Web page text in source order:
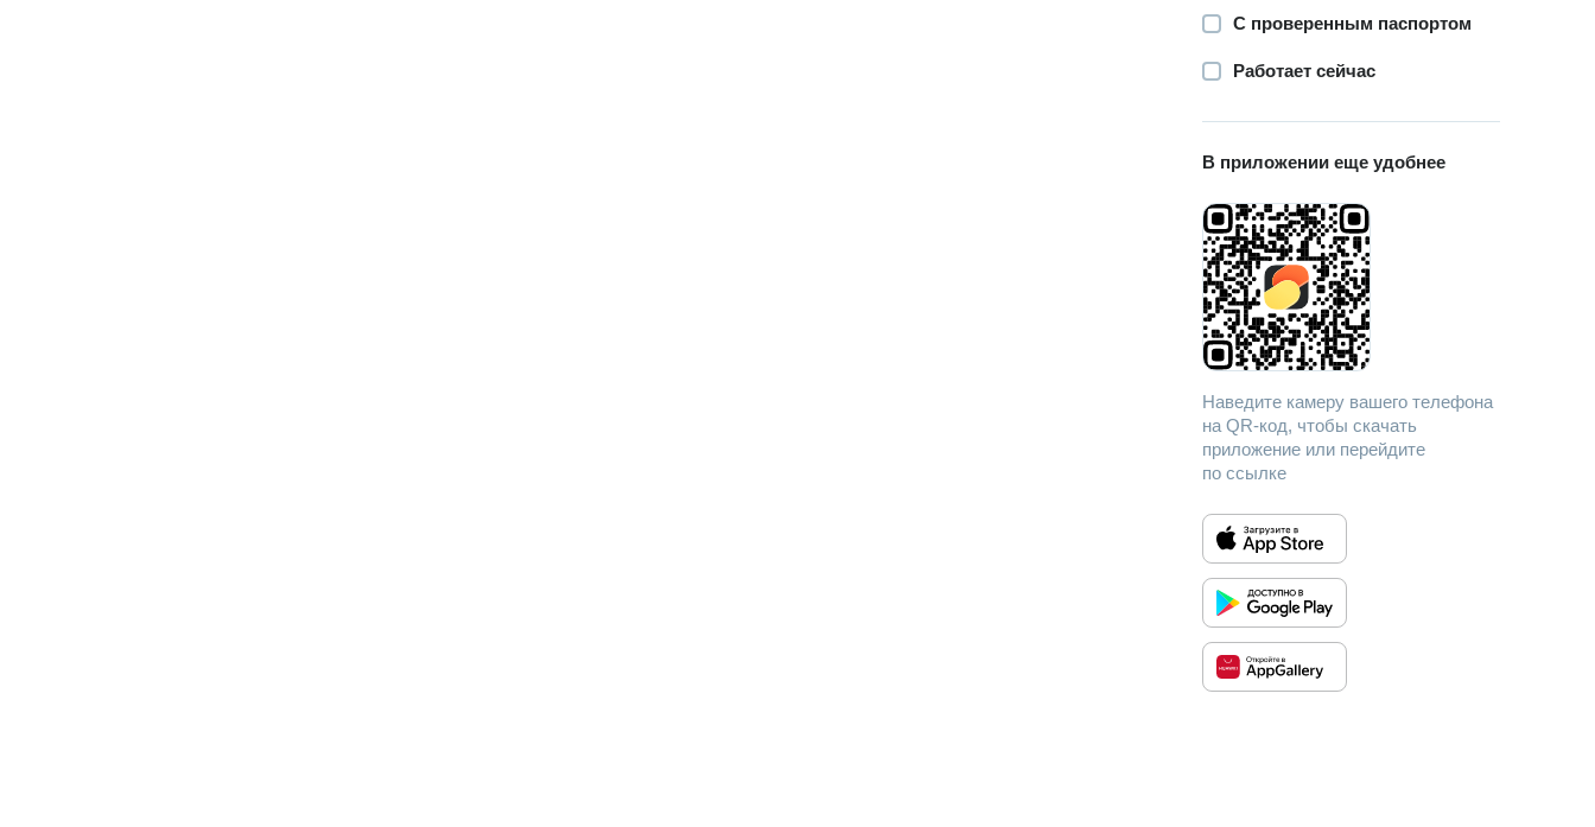
С проверенным паспортом
Работает сейчас
В приложении еще удобнее
Наведите камеру вашего телефона
на QR-код, чтобы скачать
приложение или перейдите
по ссылке